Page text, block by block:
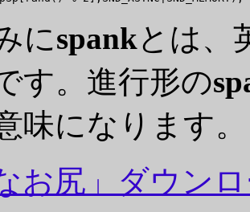
にspankとは、
す。進行形の
味になります。
お尻」ダウン